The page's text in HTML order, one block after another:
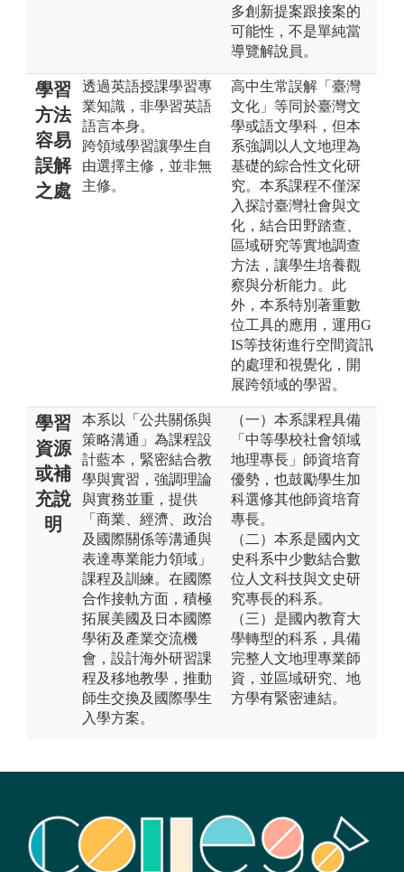
多創新提案跟接案的
可能性，不是單純當
導覽解說員。
學習
方法
容易
誤解
之處
透過英語授課學習專
業知識，非學習英語
語言本身。
跨領域學習讓學生自
由選擇主修，並非無
主修。
高中生常誤解「臺灣
文化」等同於臺灣文
學或語文學科，但本
系強調以人文地理為
基礎的綜合性文化研
究。本系課程不僅深
入探討臺灣社會與文
化，結合田野踏查、
區域研究等實地調查
方法，讓學生培養觀
察與分析能力。此
外，本系特別著重數
位工具的應用，運用G
IS等技術進行空間資訊
的處理和視覺化，開
展跨領域的學習。
學習
資源
或補
充說
明
本系以「公共關係與
策略溝通」為課程設
計藍本，緊密結合教
學與實習，強調理論
與實務並重，提供
「商業、經濟、政治
及國際關係等溝通與
表達專業能力領域」
課程及訓練。在國際
合作接軌方面，積極
拓展美國及日本國際
學術及產業交流機
會，設計海外研習課
程及移地教學，推動
師生交換及國際學生
入學方案。
（一）本系課程具備
「中等學校社會領域
地理專長」師資培育
優勢，也鼓勵學生加
科選修其他師資培育
專長。
（二）本系是國內文
史科系中少數結合數
位人文科技與文史研
究專長的科系。
（三）是國內教育大
學轉型的科系，具備
完整人文地理專業師
資，並區域研究、地
方學有緊密連結。